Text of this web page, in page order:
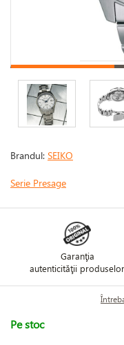
Brandul: SEIKO
Serie Presage
Garanţia
autenticităţii produselor
Pe stoc